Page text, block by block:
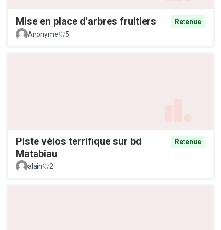
Mise en place d'arbres fruitiers
Retenue
Anonyme
5
Piste vélos terrifique sur bd
Matabiau
Retenue
alain 2